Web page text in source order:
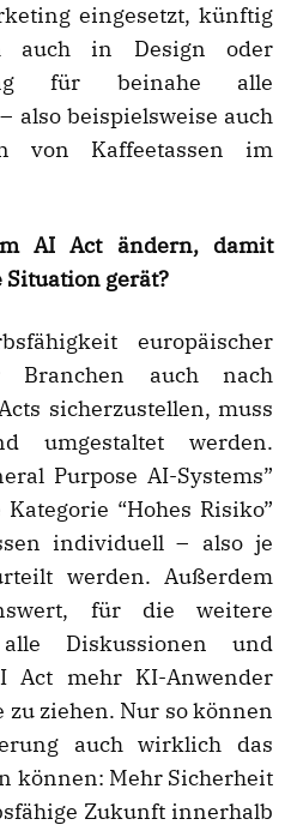
eingesetzt, künftig
auch in Design oder
für beinahe alle
also beispielsweise auch
von Kaffeetassen im
AI Act ändern, damit
gerät?
europäischer
Branchen auch nach
sicherzustellen, muss
umgestaltet werden.
Purpose AI-Systems”
“Hohes Risiko”
individuell – also je
werden. Außerdem
für die weitere
Diskussionen und
Act mehr KI-Anwender
zu ziehen. Nur so können
auch wirklich das
können: Mehr Sicherheit
Zukunft innerhalb